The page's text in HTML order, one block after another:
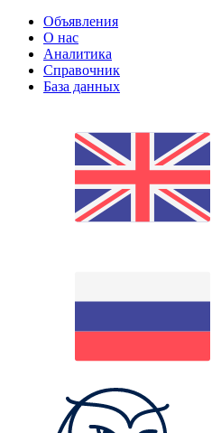
Объявления
О нас
Аналитика
Справочник
База данных